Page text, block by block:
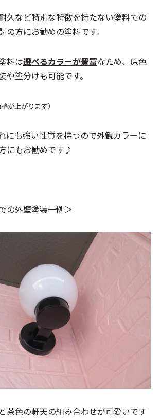
久など特別な特徴を持たない塗料での
の方にお勧めの塗料です。
料は選べるカラーが豊富なため、原色
や塗分けも可能です。
が上がります）
にも強い性質を持つので外観カラーに
にもお勧めです♪
の外壁塗装一例＞
茶色の軒天の組み合わせが可愛いです